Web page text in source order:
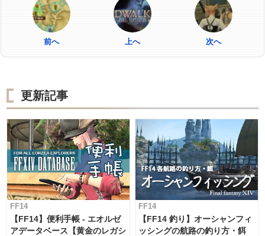
前へ 上へ 次へ
更新記事
FF14
【FF14】便利手帳 - エオルゼ
アデータベース【黄金のレガシ
FF14
【FF14 釣り】オーシャンフィ
ッシングの航路の釣り方・餌